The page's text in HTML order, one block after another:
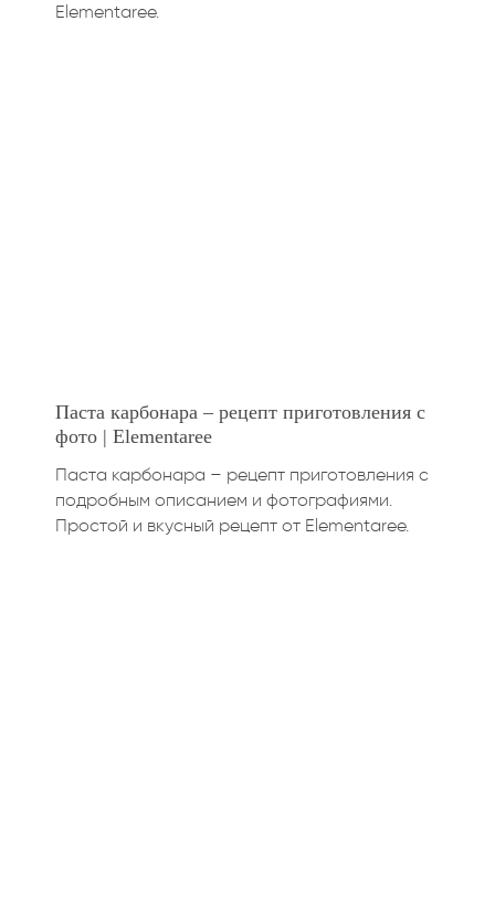
Elementaree.
Паста карбонара – рецепт приготовления с
фото | Elementaree
Паста карбонара – рецепт приготовления с
подробным описанием и фотографиями.
Простой и вкусный рецепт от Elementaree.